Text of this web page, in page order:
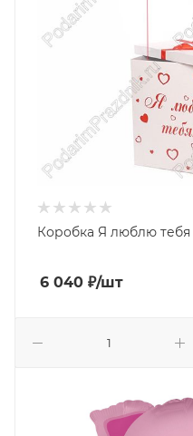
Коробка Я люблю тебя
6 040 ₽/шт